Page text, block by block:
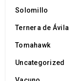
25
JUL
Solomillo
Ternera de Ávila
Tomahawk
Uncategorized